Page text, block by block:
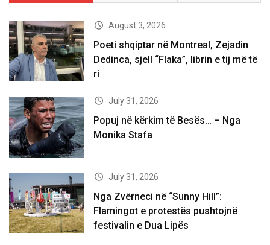
August 3, 2026
Poeti shqiptar në Montreal, Zejadin
Dedinca, sjell “Flaka”, librin e tij më të
ri
July 31, 2026
Popuj në kërkim të Besës… – Nga
Monika Stafa
July 31, 2026
Nga Zvërneci në “Sunny Hill”:
Flamingot e protestës pushtojnë
festivalin e Dua Lipës